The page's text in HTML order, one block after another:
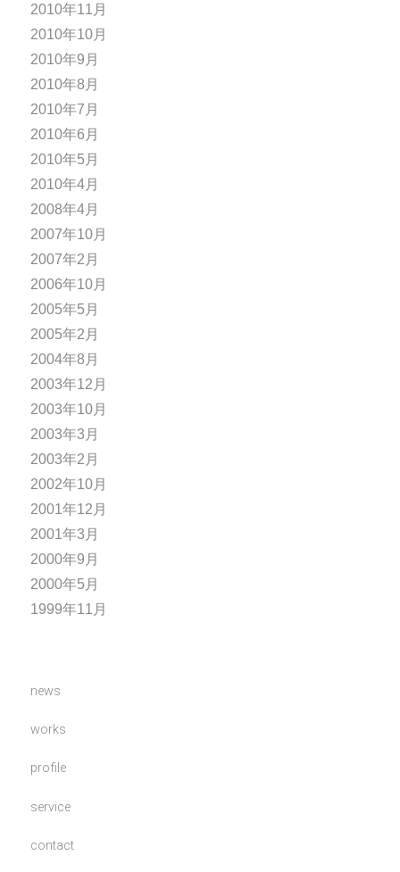
2010年11月
2010年10月
2010年9月
2010年8月
2010年7月
2010年6月
2010年5月
2010年4月
2008年4月
2007年10月
2007年2月
2006年10月
2005年5月
2005年2月
2004年8月
2003年12月
2003年10月
2003年3月
2003年2月
2002年10月
2001年12月
2001年3月
2000年9月
2000年5月
1999年11月
news
works
profile
service
contact